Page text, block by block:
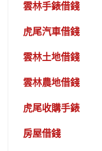
雲林手錶借錢
虎尾汽車借錢
雲林土地借錢
雲林農地借錢
虎尾收購手錶
房屋借錢